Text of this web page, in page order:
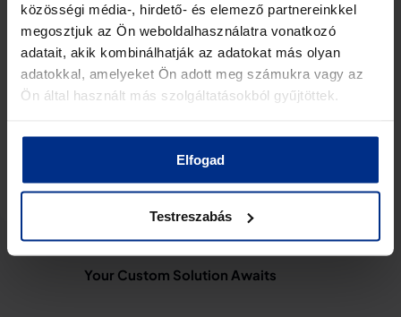
közösségi média-, hirdető- és elemező partnereinkkel
megosztjuk az Ön weboldalhasználatra vonatkozó
adatait, akik kombinálhatják az adatokat más olyan
adatokkal, amelyeket Ön adott meg számukra vagy az
Ön által használt más szolgáltatásokból gyűjtöttek.
Elfogad
Testreszabás
View Details
Your Custom Solution Awaits